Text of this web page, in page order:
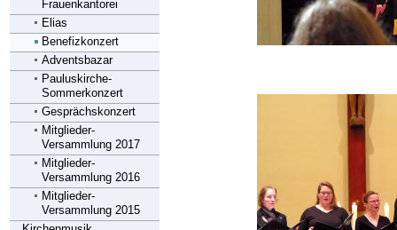
Frauenkantorei
Elias
Benefizkonzert
Adventsbazar
Pauluskirche-
Sommerkonzert
Gesprächskonzert
Mitglieder-
Versammlung 2017
Mitglieder-
Versammlung 2016
Mitglieder-
Versammlung 2015